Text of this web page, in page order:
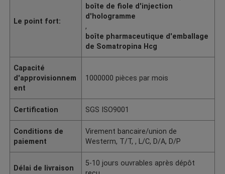
Le point fort:
boîte de fiole d'injection
d'hologramme
,
boîte pharmaceutique d'emballage
de Somatropina Hcg
Capacité
d'approvisionnem
ent
1000000 pièces par mois
Certification SGS ISO9001
Conditions de
paiement
Virement bancaire/union de
Westerm, T/T, , L/C, D/A, D/P
Délai de livraison
5-10 jours ouvrables après dépôt